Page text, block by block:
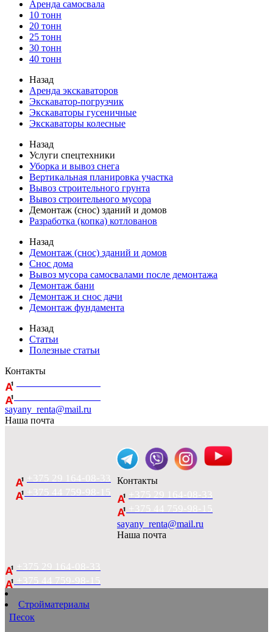
Аренда самосвала
10 тонн
20 тонн
25 тонн
30 тонн
40 тонн
Назад
Аренда экскаваторов
Экскаватор-погрузчик
Экскаваторы гусеничные
Экскаваторы колесные
Назад
Услуги спецтехники
Уборка и вывоз снега
Вертикальная планировка участка
Вывоз строительного грунта
Вывоз строительного мусора
Демонтаж (снос) зданий и домов
Разработка (копка) котлованов
Назад
Демонтаж (снос) зданий и домов
Снос дома
Вывоз мусора самосвалами после демонтажа
Демонтаж бани
Демонтаж и снос дачи
Демонтаж фундамента
Назад
Статьи
Полезные статьи
Контакты
sayany_renta@mail.ru
Наша почта
+375 29 164-08-33
+375 44 759-98-15
Контакты
+375 29 164-08-33
+375 44 759-98-15
sayany_renta@mail.ru
Наша почта
+375 29 164-08-33
+375 44 759-98-15
Стройматериалы
Песок